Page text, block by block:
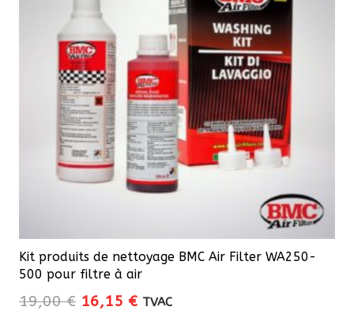
Kit produits de nettoyage BMC Air Filter WA250-
500 pour filtre à air
19,00€ Le
16,15 €Le
TVAC